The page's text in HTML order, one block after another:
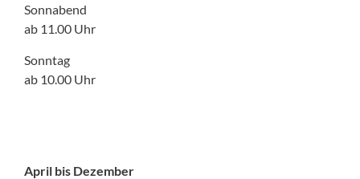
Sonnabend
ab 11.00 Uhr
Sonntag
ab 10.00 Uhr
April bis Dezember